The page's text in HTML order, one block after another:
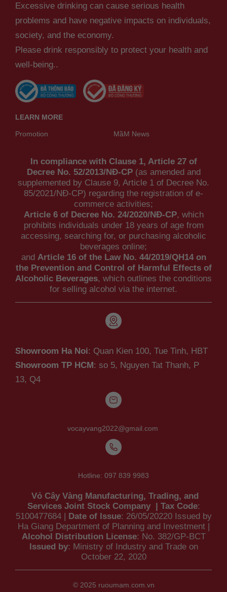
Excessive drinking can cause serious health
problems and have negative impacts on individuals,
society, and the economy.
Please drink responsibly to protect your health and
well-being..
LEARN MORE
Promotion MầM News
In compliance with Clause 1, Article 27 of
Decree No. 52/2013/NĐ-CP(as amended and
supplemented by Clause 9, Article 1 of Decree No.
85/2021/NĐ-CP) regarding the registration of e-
commerce activities;
Article 6 of Decree No. 24/2020/NĐ-CP, which
prohibits individuals under 18 years of age from
accessing, searching for, or purchasing alcoholic
beverages online;
and Article 16 of the Law No. 44/2019/QH14 on
the Prevention and Control of Harmful Effects of
Alcoholic Beverages, which outlines the conditions
for selling alcohol via the internet.
Showroom Ha Noi: Quan Kien 100, Tue Tinh, HBT
Showroom TP HCM : so 5, Nguyen Tat Thanh, P
13, Q4
vocayvang2022@gmail.com
Hotline: 097 839 9983
Vỏ Cây Vàng Manufacturing, Trading, and
Services Joint Stock Company | Tax Code:
5100477684 |
Date of Issue: 26/05/20220 Issued by
Ha Giang Department of Planning and Investment |
Alcohol Distribution License: No. 382/GP-BCT
Issued by: Ministry of Industry and Trade on
October 22, 2020
© 2025 ruoumam.com.vn